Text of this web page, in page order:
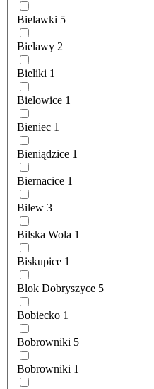
Bielawki 5
Bielawy 2
Bieliki 1
Bielowice 1
Bieniec 1
Bieniądzice 1
Biernacice 1
Bilew 3
Bilska Wola 1
Biskupice 1
Blok Dobryszyce 5
Bobiecko 1
Bobrowniki 5
Bobrowniki 1